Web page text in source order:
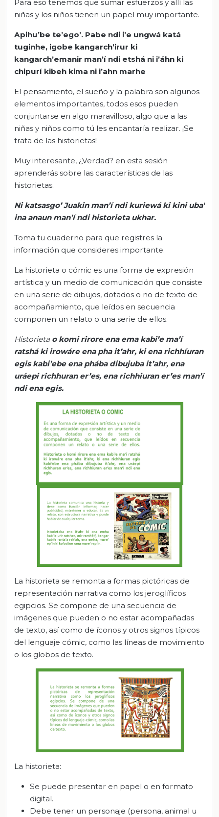
Para eso tenemos que sumar esfuerzos y allí las
niñas y los niños tienen un papel muy importante.
Apihu’be te’ego’. Pabe ndi i’e ungwá katá
tuginhe, igobe kangarch’irur ki
kangarch’emanir man’í ndi etshá ni i’áhn ki
chipurí kibeh kima ni i’ahn marhe
El pensamiento, el sueño y la palabra son algunos
elementos importantes, todos esos pueden
conjuntarse en algo maravilloso, algo que a las
niñas y niños como tú les encantaría realizar. ¡Se
trata de las historietas!
Muy interesante, ¿Verdad? en esta sesión
aprenderás sobre las características de las
historietas.
Nikatsasgo’Juakin man’í ndi kuriewá ki kini uba’
ina anaun man’í ndihistorieta ukhar.
Toma tu cuaderno para que registres la
información que consideres importante.
La historieta o cómic es una forma de expresión
artística y un medio de comunicación que consiste
en una serie de dibujos, dotados o no de texto de
acompañamiento, que leídos en secuencia
componen un relato o una serie de ellos.
Historieta o komi rirore ena ema kabi’e ma’í
ratshá ki irowáre ena pha it’ahr, ki ena richhíuran
egis kabi’ebe ena phába dibujuba it’ahr, ena
uráepi richhuran er’es, ena richhiuran er’es man’í
ndi ena egis.
La historieta se remonta a formas pictóricas de
representación narrativa como los jeroglíficos
egipcios. Se compone de una secuencia de
imágenes que pueden o no estar acompañadas
de texto, así como de íconos y otros signos típicos
del lenguaje cómic, como las líneas de movimiento
o los globos de texto.
La historieta:
Se puede presentar en papel o en formato
digital.
Debe tener un personaje (persona, animal u